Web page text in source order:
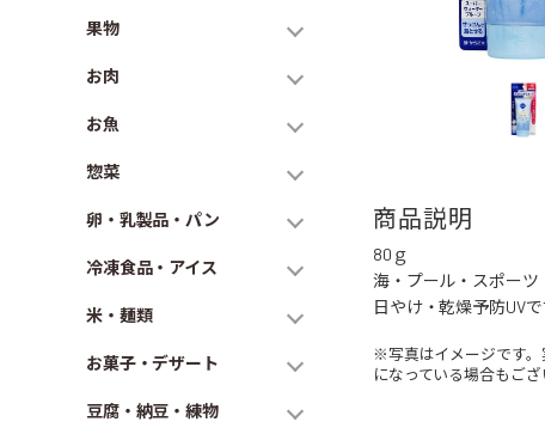
果物
お肉
お魚
惣菜
卵・乳製品・パン
冷凍食品・アイス
米・麺類
お菓子・デザート
豆腐・納豆・練物
商品説明
80ｇ
海・プール・スポーツ
日やけ・乾燥予防UV
※写真はイメージです
になっている場合もご